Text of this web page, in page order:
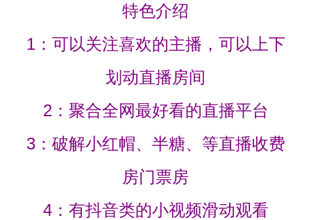
特色介绍
1：可以关注喜欢的主播，可以上下
划动直播房间
2：聚合全网最好看的直播平台
3：破解小红帽、半糖、等直播收费
房门票房
4：有抖音类的小视频滑动观看